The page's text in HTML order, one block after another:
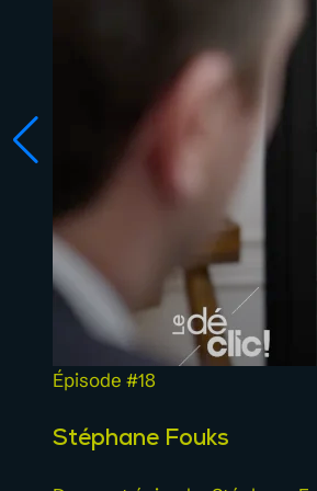
Épisode #18
Stéphane Fouks